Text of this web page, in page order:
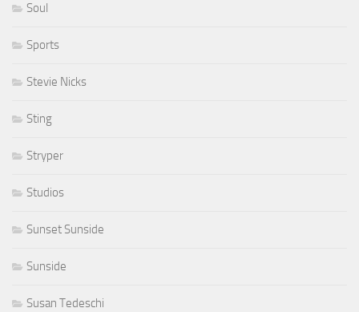
Soul
Sports
Stevie Nicks
Sting
Stryper
Studios
Sunset Sunside
Sunside
Susan Tedeschi